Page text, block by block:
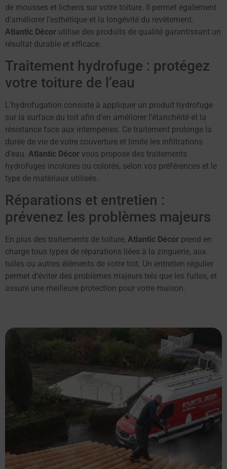
de mousses et lichens sur votre toiture. Il permet également
d’améliorer l’esthétique et la longévité du revêtement.
Atlantic Décor utilise des produits de qualité garantissant un
résultat durable et efficace.
Traitement hydrofuge : protégez
votre toiture de l’eau
L’hydrofugation consiste à appliquer un produit hydrofuge
sur la surface du toit afin d’en améliorer l’étanchéité et la
résistance face aux intempéries. Ce traitement prolonge la
durée de vie de votre couverture et limite les infiltrations
d’eau. Atlantic Décor vous propose des traitements
hydrofuges incolores ou colorés, selon vos préférences et le
type de matériaux utilisés.
Réparations et entretien :
prévenez les problèmes majeurs
En plus des traitements de toiture, Atlantic Décor prend en
charge tous types de réparations liées à la zinguerie, aux
tuiles ou autres éléments de votre toit. Un entretien régulier
permet d’éviter des problèmes majeurs tels que les fuites, et
assure une meilleure protection pour votre maison.